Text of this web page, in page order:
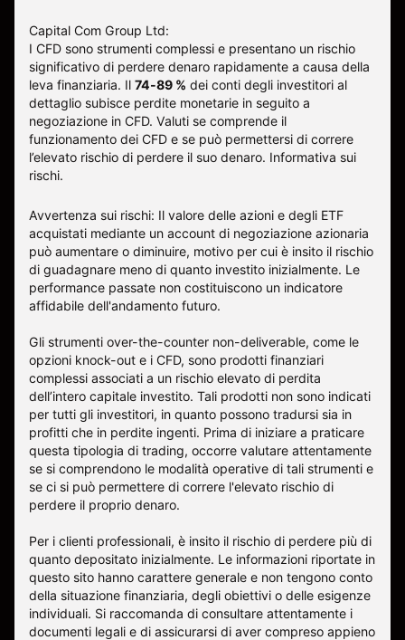
Capital Com Group Ltd:
I CFD sono strumenti complessi e presentano un rischio
significativo di perdere denaro rapidamente a causa della
leva finanziaria. Il 74-89 % dei conti degli investitori al
dettaglio subisce perdite monetarie in seguito a
negoziazione in CFD. Valuti se comprende il
funzionamento dei CFD e se può permettersi di correre
l’elevato rischio di perdere il suo denaro. Informativa sui
rischi.
Avvertenza sui rischi: Il valore delle azioni e degli ETF
acquistati mediante un account di negoziazione azionaria
può aumentare o diminuire, motivo per cui è insito il rischio
di guadagnare meno di quanto investito inizialmente. Le
performance passate non costituiscono un indicatore
affidabile dell'andamento futuro.
Gli strumenti over-the-counter non-deliverable, come le
opzioni knock-out e i CFD, sono prodotti finanziari
complessi associati a un rischio elevato di perdita
dell’intero capitale investito. Tali prodotti non sono indicati
per tutti gli investitori, in quanto possono tradursi sia in
profitti che in perdite ingenti. Prima di iniziare a praticare
questa tipologia di trading, occorre valutare attentamente
se si comprendono le modalità operative di tali strumenti e
se ci si può permettere di correre l'elevato rischio di
perdere il proprio denaro.
Per i clienti professionali, è insito il rischio di perdere più di
quanto depositato inizialmente. Le informazioni riportate in
questo sito hanno carattere generale e non tengono conto
della situazione finanziaria, degli obiettivi o delle esigenze
individuali. Si raccomanda di consultare attentamente i
documenti legali e di assicurarsi di aver compreso appieno